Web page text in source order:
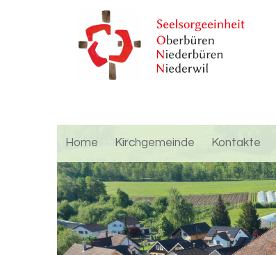
Home Kirchgemeinde Kontakte